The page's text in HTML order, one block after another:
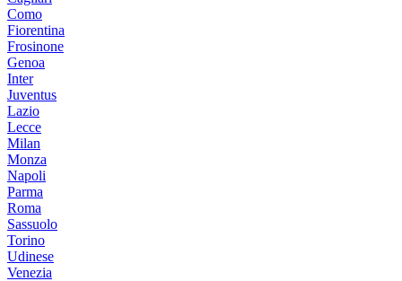
Como
Fiorentina
Frosinone
Genoa
Inter
Juventus
Lazio
Lecce
Milan
Monza
Napoli
Parma
Roma
Sassuolo
Torino
Udinese
Venezia